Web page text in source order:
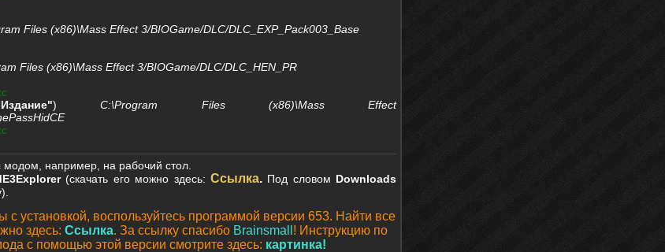
Files (x86)\Mass Effect 3/BIOGame/DLC/DLC_EXP_Pack003_Base
Files (x86)\Mass Effect 3/BIOGame/DLC/DLC_HEN_PR
)C:\Program Files (x86)\Mass Effect
например, на рабочий стол.
(скачать его можно здесь: Ссылка.Под словом Downloads
с установкой, воспользуйтесь программой версии 653. Найти все
здесь: Ссылка. За ссылку спасибо Brainsmall ! Инструкцию по
с помощью этой версии смотрите здесь: картинка!